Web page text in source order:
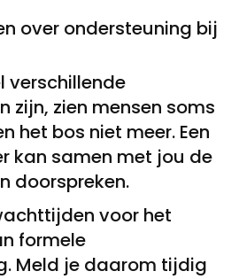
over ondersteuning bij
verschillende
zijn, zien mensen soms
het bos niet meer. Een
kan samen met jou de
doorspreken.
voor het
formele
Meld je daarom tijdig